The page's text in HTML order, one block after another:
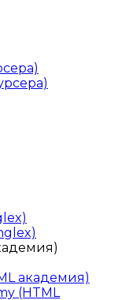
академия)
(HTML